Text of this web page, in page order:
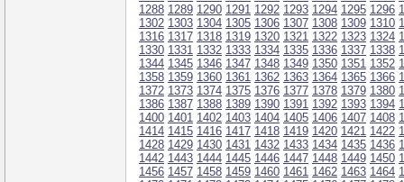
1288 1289 1290 1291 1292 1293 1294 1295 1296
1302 1303 1304 1305 1306 1307 1308 1309 1310
1316 1317 1318 1319 1320 1321 1322 1323 1324
1330 1331 1332 1333 1334 1335 1336 1337 1338
1344 1345 1346 1347 1348 1349 1350 1351 1352
1358 1359 1360 1361 1362 1363 1364 1365 1366
1372 1373 1374 1375 1376 1377 1378 1379 1380
1386 1387 1388 1389 1390 1391 1392 1393 1394
1400 1401 1402 1403 1404 1405 1406 1407 1408
1414 1415 1416 1417 1418 1419 1420 1421 1422
1428 1429 1430 1431 1432 1433 1434 1435 1436
1442 1443 1444 1445 1446 1447 1448 1449 1450
1456 1457 1458 1459 1460 1461 1462 1463 1464